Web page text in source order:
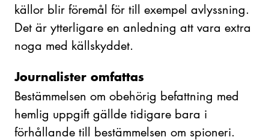
källor blir föremål för till exempel avlyssning.
Det är ytterligare en anledning att vara extra
noga med källskyddet.
Journalister omfattas
Bestämmelsen om obehörig befattning med
hemlig uppgift gällde tidigare bara i
förhållande till bestämmelsen om spioneri.